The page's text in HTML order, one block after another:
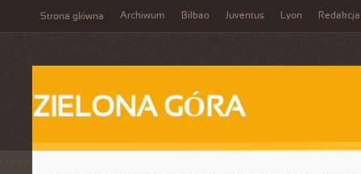
Strona główna Archiwum Bilbao Juventus Lyon Redakcja
ZIELONA GÓRA